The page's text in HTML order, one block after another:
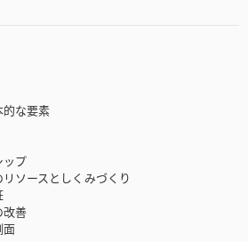
理とは
の基本的な要素
）
）
ーシップ
のリソースとしくみづくり
の保証
その改善
済的側面